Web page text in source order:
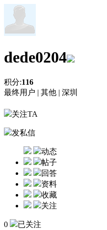
dede0204
积分:116
最终用户 | 其他 | 深圳
关注TA
发私信
动态
帖子
回答
资料
收藏
关注
0 已关注